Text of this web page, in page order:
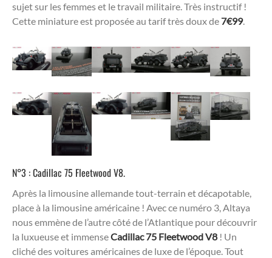
sujet sur les femmes et le travail militaire. Très instructif !
Cette miniature est proposée au tarif très doux de 7€99.
N°3 : Cadillac 75 Fleetwood V8.
Après la limousine allemande tout-terrain et décapotable,
place à la limousine américaine ! Avec ce numéro 3, Altaya
nous emmène de l’autre côté de l’Atlantique pour découvrir
la luxueuse et immenseCadillac 75 Fleetwood V8! Un
cliché des voitures américaines de luxe de l’époque. Tout